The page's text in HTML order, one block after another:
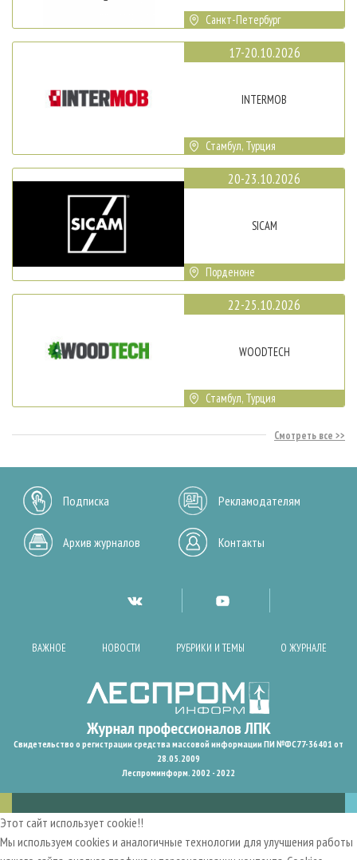
Санкт-Петербург
17-20.10.2026
INTERMOB
Стамбул, Турция
20-23.10.2026
SICAM
Порденоне
22-25.10.2026
WOODTECH
Стамбул, Турция
Смотреть все
Подписка Рекламодателям
Архив журналов Контакты
ВАЖНОЕ НОВОСТИ РУБРИКИ И ТЕМЫ О ЖУРНАЛЕ
Свидетельство о регистрации средства массовой информации ПИ №ФС77-36401 от
28.05.2009
Леспроминформ. 2002 - 2022
Этот сайт использует cookie!!
Мы используем cookies и аналогичные технологии для улучшения работы